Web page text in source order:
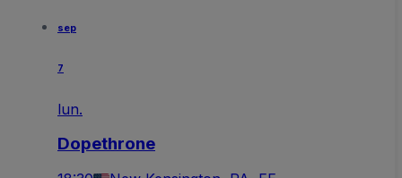
sep
7
lun.
Dopethrone